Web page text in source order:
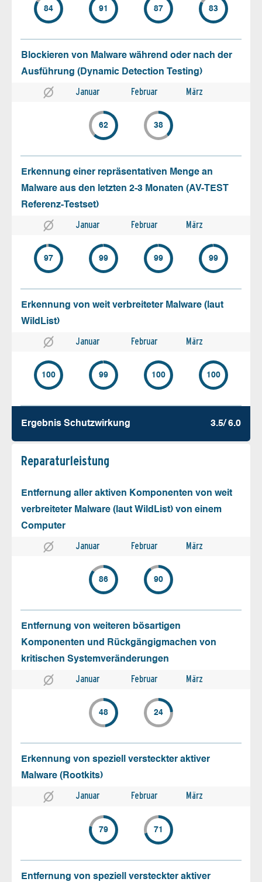
84 91 87 83
Blockieren von Malware während oder nach der
Ausführung (Dynamic Detection Testing)
Januar Februar März
62 38
Erkennung einer repräsentativen Menge an
Malware aus den letzten 2-3 Monaten (AV-TEST
Referenz-Testset)
Januar Februar März
97 99 99 99
Erkennung von weit verbreiteter Malware (laut
WildList)
Januar Februar März
100 99 100 100
Ergebnis Schutz­wirkung 3.5/ 6.0
Reparatur­leistung
Entfernung aller aktiven Komponenten von weit
verbreiteter Malware (laut WildList) von einem
Computer
Januar Februar März
86 90
Entfernung von weiteren bösartigen
Komponenten und Rückgängigmachen von
kritischen Systemveränderungen
Januar Februar März
48 24
Erkennung von speziell versteckter aktiver
Malware (Rootkits)
Januar Februar März
79 71
Entfernung von speziell versteckter aktiver